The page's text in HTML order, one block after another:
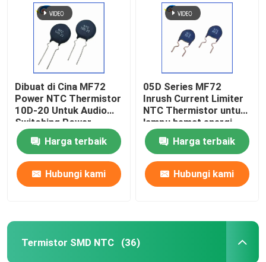
Dibuat di Cina MF72
Power NTC Thermistor
10D-20 Untuk Audio
Switching Power
Supply Dan Inverter
Spot
Harga terbaik
Hubungi kami
05D Series MF72
Inrush Current Limiter
NTC Thermistor untuk
lampu hemat energi,
balast, power supply
switchHarga terbaik
Hubungi kami
Termistor SMD NTC (36)